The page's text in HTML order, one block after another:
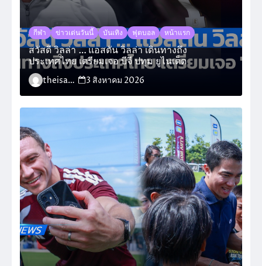
กีฬา ข่าวเด่นวันนี้ บันเทิง ฟุตบอล หน้าแรก
สวัสดี วิลล่า … แอสตัน วิลล่า เดินทางถึง
ประเทศไทย เตรียมเจอ บีจี ปทุม ยูไนเต็ด
theisara_admin 3 สิงหาคม 2026